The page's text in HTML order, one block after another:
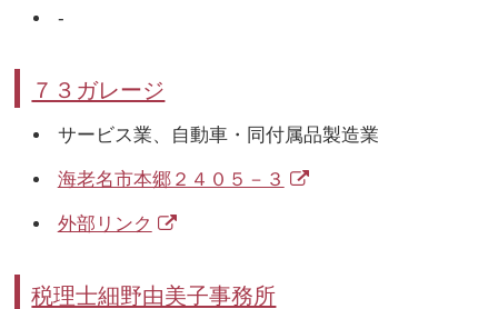
-
７３ガレージ
サービス業、自動車・同付属品製造業
海老名市本郷２４０５－３
外部リンク
税理士細野由美子事務所